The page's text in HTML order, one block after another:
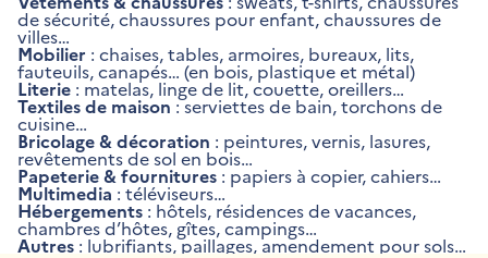
de sécurité, chaussures pour enfant, chaussures de
villes…
Mobilier : chaises, tables, armoires, bureaux, lits,
fauteuils, canapés… (en bois, plastique et métal)
Literie : matelas, linge de lit, couette, oreillers…
Textiles de maison : serviettes de bain, torchons de
cuisine…
Bricolage & décoration : peintures, vernis, lasures,
revêtements de sol en bois…
Papeterie & fournitures : papiers à copier, cahiers…
Multimedia : téléviseurs…
Hébergements : hôtels, résidences de vacances,
chambres d’hôtes, gîtes, campings…
Autres : lubrifiants, paillages, amendement pour sols…